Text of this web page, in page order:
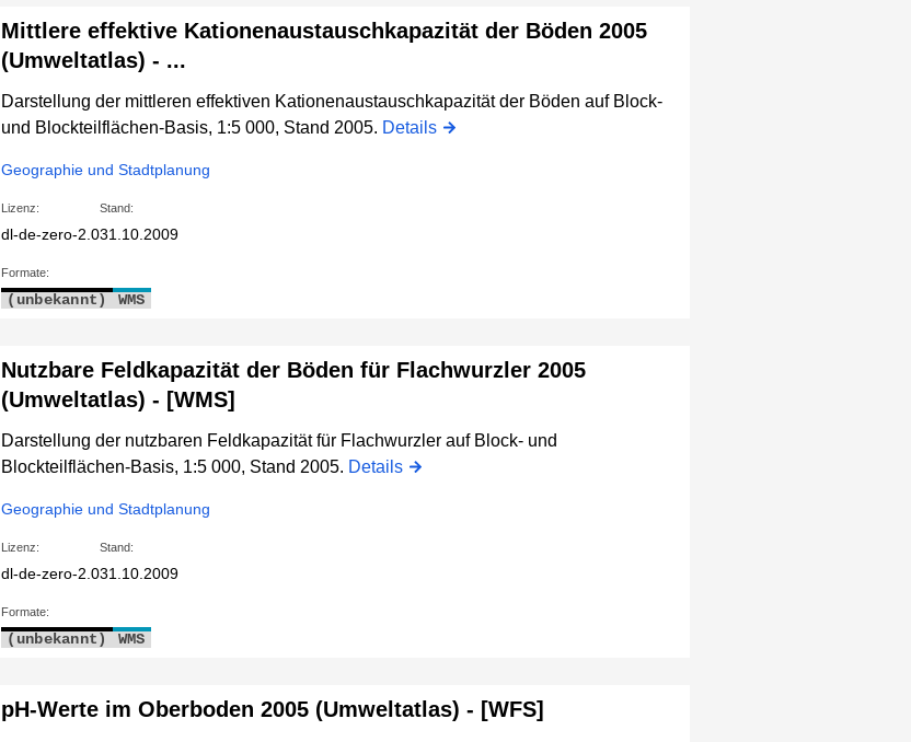
Mittlere effektive Kationenaustauschkapazität der Böden 2005
(Umweltatlas) - ...
Darstellung der mittleren effektiven Kationenaustauschkapazität der Böden auf Block-
und Blockteilflächen-Basis, 1:5 000, Stand 2005. Details
Geographie und Stadtplanung
Lizenz:
dl-de-zero-2.0
Stand:
31.10.2009
Formate:
(unbekannt) WMS
Nutzbare Feldkapazität der Böden für Flachwurzler 2005
(Umweltatlas) - [WMS]
Darstellung der nutzbaren Feldkapazität für Flachwurzler auf Block- und
Blockteilflächen-Basis, 1:5 000, Stand 2005. Details
Geographie und Stadtplanung
Lizenz:
dl-de-zero-2.0
Stand:
31.10.2009
Formate:
(unbekannt) WMS
pH-Werte im Oberboden 2005 (Umweltatlas) - [WFS]